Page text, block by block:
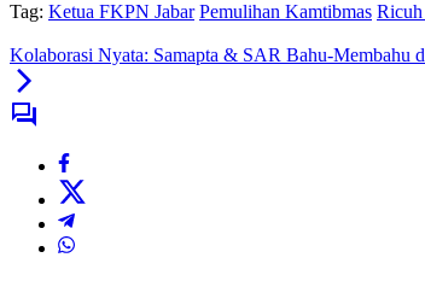
Tag: Ketua FKPN Jabar Pemulihan Kamtibmas
Kolaborasi Nyata: Samapta & SAR Bahu-Membahu